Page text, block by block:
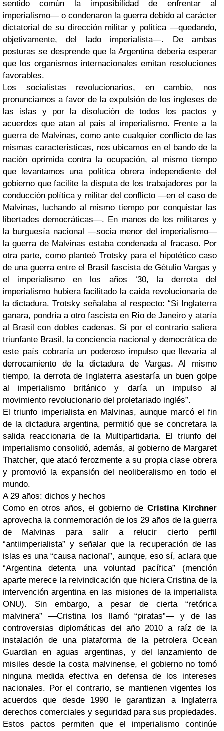
sentido común la imposibilidad de enfrentar al
imperialismo— o condenaron la guerra debido al carácter
dictatorial de su dirección militar y política —quedando,
objetivamente, del lado imperialista—. De ambas
posturas se desprende que la Argentina debería esperar
que los organismos internacionales emitan resoluciones
favorables.
Los socialistas revolucionarios, en cambio, nos
pronunciamos a favor de la expulsión de los ingleses de
las islas y por la disolución de todos los pactos y
acuerdos que atan al país al imperialismo. Frente a la
guerra de Malvinas, como ante cualquier conflicto de las
mismas características, nos ubicamos en el bando de la
nación oprimida contra la ocupación, al mismo tiempo
que levantamos una política obrera independiente del
gobierno que facilite la disputa de los trabajadores por la
conducción política y militar del conflicto —en el caso de
Malvinas, luchando al mismo tiempo por conquistar las
libertades democráticas—. En manos de los militares y
la burguesía nacional —socia menor del imperialismo—
la guerra de Malvinas estaba condenada al fracaso. Por
otra parte, como planteó Trotsky para el hipotético caso
de una guerra entre el Brasil fascista de Gétulio Vargas y
el imperialismo en los años ‘30, la derrota del
imperialismo hubiera facilitado la caída revolucionaria de
la dictadura. Trotsky señalaba al respecto: “Si Inglaterra
ganara, pondría a otro fascista en Río de Janeiro y ataría
al Brasil con dobles cadenas. Si por el contrario saliera
triunfante Brasil, la conciencia nacional y democrática de
este país cobraría un poderoso impulso que llevaría al
derrocamiento de la dictadura de Vargas. Al mismo
tiempo, la derrota de Inglaterra asestaría un buen golpe
al imperialismo británico y daría un impulso al
movimiento revolucionario del proletariado inglés”.
El triunfo imperialista en Malvinas, aunque marcó el fin
de la dictadura argentina, permitió que se concretara la
salida reaccionaria de la Multipartidaria. El triunfo del
imperialismo consolidó, además, al gobierno de Margaret
Thatcher, que atacó ferozmente a su propia clase obrera
y promovió la expansión del neoliberalismo en todo el
mundo.
A 29 años: dichos y hechos
Como en otros años, el gobierno de Cristina Kirchner
aprovecha la conmemoración de los 29 años de la guerra
de Malvinas para salir a relucir cierto perfil
“antiimperialista” y señalar que la recuperación de las
islas es una “causa nacional”, aunque, eso sí, aclara que
“Argentina detenta una voluntad pacífica” (mención
aparte merece la reivindicación que hiciera Cristina de la
intervención argentina en las misiones de la imperialista
ONU). Sin embargo, a pesar de cierta “retórica
malvinera” —Cristina los llamó “piratas”— y de las
controversias diplomáticas del año 2010 a raíz de la
instalación de una plataforma de la petrolera Ocean
Guardian en aguas argentinas, y del lanzamiento de
misiles desde la costa malvinense, el gobierno no tomó
ninguna medida efectiva en defensa de los intereses
nacionales. Por el contrario, se mantienen vigentes los
acuerdos que desde 1990 le garantizan a Inglaterra
derechos comerciales y seguridad para sus propiedades.
Estos pactos permiten que el imperialismo continúe